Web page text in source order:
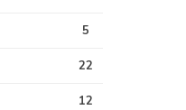
5
22
12